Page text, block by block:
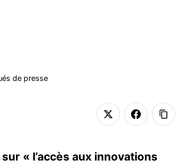
de presse
« l’accès aux innovations